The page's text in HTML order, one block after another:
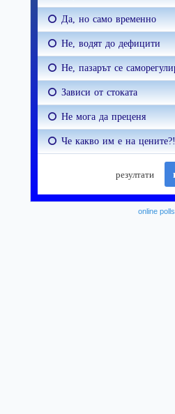
online polls